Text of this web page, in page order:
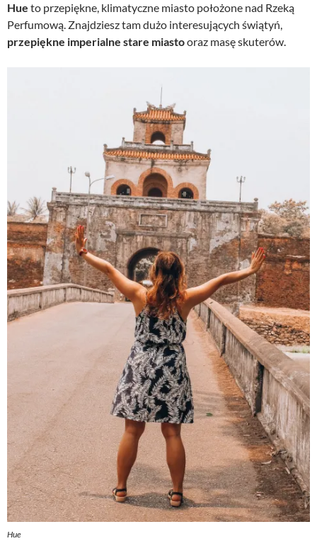
Hue to przepiękne, klimatyczne miasto położone nad Rzeką
Perfumową. Znajdziesz tam dużo interesujących świątyń,
przepiękne imperialne stare miastooraz masę skuterów.
Hue